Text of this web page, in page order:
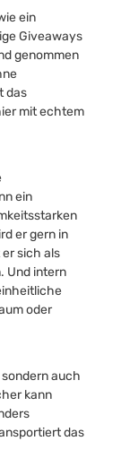
ein
Giveaways
genommen
das
mit echtem
ein
er gern in
sich als
Und intern
oder
auch
kann
das